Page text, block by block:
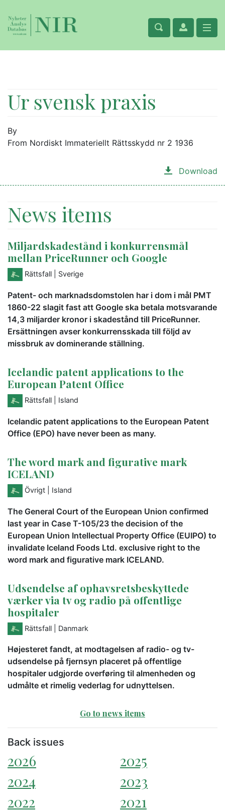
Ur svensk praxis
By
From Nordiskt Immateriellt Rättsskydd nr 2 1936
Download
News items
Miljardskadestånd i konkurrensmål
mellan PriceRunner och Google
Rättsfall | Sverige
Patent- och marknadsdomstolen har i dom i mål PMT
1860-22 slagit fast att Google ska betala motsvarande
14,3 miljarder kronor i skadestånd till PriceRunner.
Ersättningen avser konkurrensskada till följd av
missbruk av dominerande ställning.
Icelandic patent applications to the
European Patent Office
Rättsfall | Island
Icelandic patent applications to the European Patent
Office (EPO) have never been as many.
The word mark and figurative mark
ICELAND
Övrigt | Island
The General Court of the European Union confirmed
last year in Case T-105/23 the decision of the
European Union Intellectual Property Office (EUIPO) to
invalidate Iceland Foods Ltd. exclusive right to the
word mark and figurative mark ICELAND.
Udsendelse af ophavsretsbeskyttede
værker via tv og radio på offentlige
hospitaler
Rättsfall | Danmark
Højesteret fandt, at modtagelsen af radio- og tv-
udsendelse på fjernsyn placeret på offentlige
hospitaler udgjorde overføring til almenheden og
udmålte et rimelig vederlag for udnyttelsen.
Go to news items
Back issues
2026
2025
2024
2023
2022
2021